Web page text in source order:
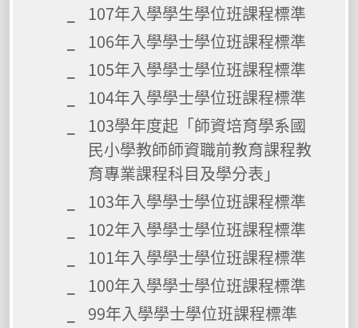
107年入學學生學位班課程標準
106年入學學士學位班課程標準
105年入學學士學位班課程標準
104年入學學士學位班課程標準
103學年度起「師資培育學系國
民小學教師師資職前教育課程教
育專業課程科目及學分表」
103年入學學士學位班課程標準
102年入學學士學位班課程標準
101年入學學士學位班課程標準
100年入學學士學位班課程標準
99年入學學士學位班課程標準